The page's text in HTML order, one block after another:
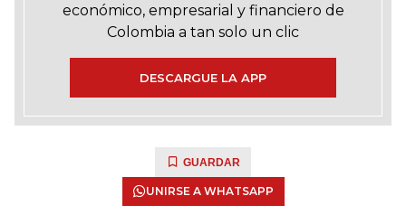
económico, empresarial y financiero de
Colombia a tan solo un clic
DESCARGUE LA APP
GUARDAR
UNIRSE A WHATSAPP